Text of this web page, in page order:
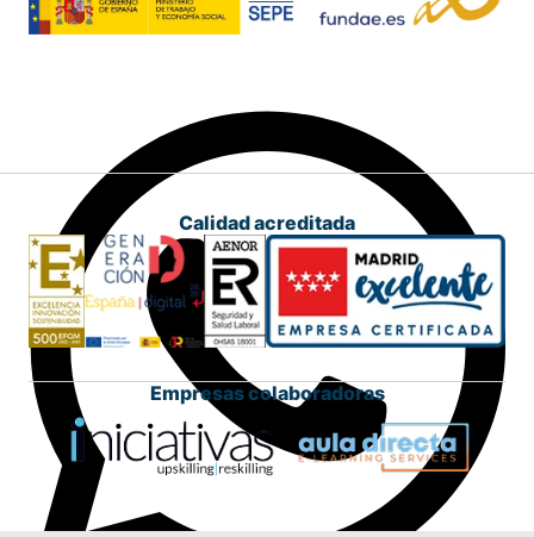
Calidad acreditada
Empresas colaboradoras